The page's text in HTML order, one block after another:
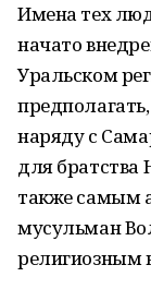
Имена тех
начато
Уральском
наряду с
для братства
также самым
мусульман
религиозным